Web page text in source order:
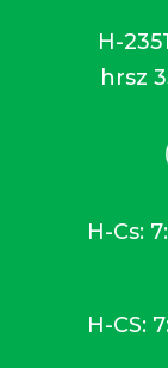
H-
hrsz
H-Cs:
H-CS: